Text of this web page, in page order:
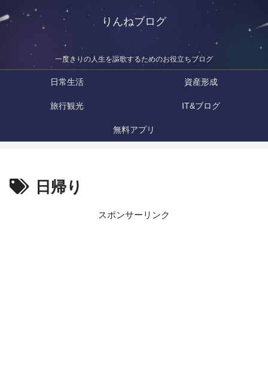
りんねブログ
一度きりの人生を謳歌するためのお役立ちブログ
日常生活 資産形成
旅行観光 IT&ブログ
無料アプリ
日帰り
スポンサーリンク